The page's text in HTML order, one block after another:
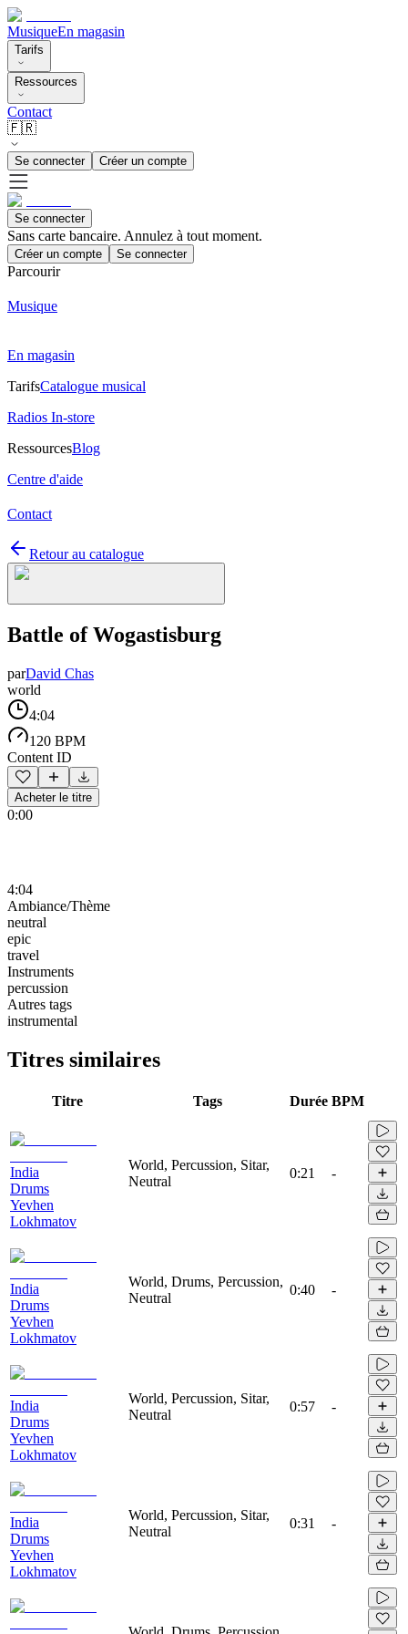
MusiqueEn magasin
Tarifs
Ressources
Contact
🇫🇷
Se connecter Créer un compte
Se connecter
Sans carte bancaire. Annulez à tout moment.
Créer un compte Se connecter
Parcourir
Musique
En magasin
TarifsCatalogue musical
Radios In-store
RessourcesBlog
Centre d'aide
Contact
Retour au catalogue
Battle of Wogastisburg
parDavid Chas
world
4:04
120 BPM
Content ID
Acheter le titre
0:00
4:04
Ambiance/Thème
neutral
epic
travel
Instruments
percussion
Autres tags
instrumental
Titres similaires
Titre Tags Durée BPM
India
Drums
Yevhen
Lokhmatov
World, Percussion, Sitar,
Neutral
0:21 -
India
Drums
Yevhen
Lokhmatov
World, Drums, Percussion,
Neutral
0:40 -
India
Drums
Yevhen
Lokhmatov
World, Percussion, Sitar,
Neutral
0:57 -
India
Drums
Yevhen
Lokhmatov
World, Percussion, Sitar,
Neutral
0:31 -